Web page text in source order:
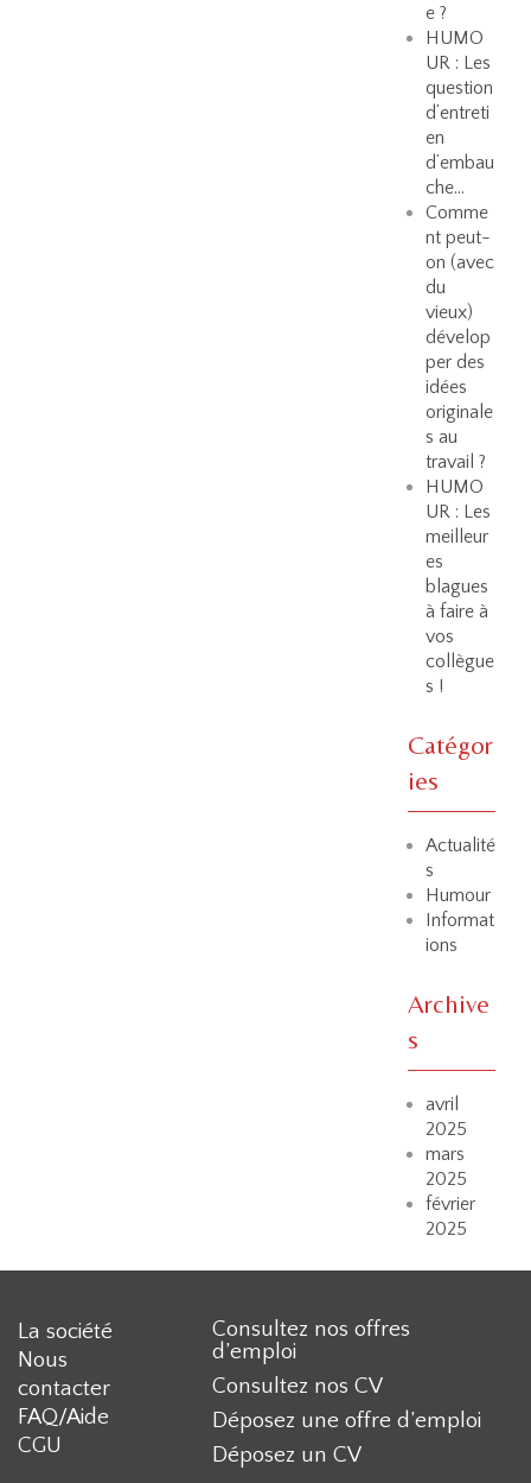
e ?
HUMO
UR : Les
question
d’entreti
en
d’embau
che…
Comme
nt peut-
on (avec
du
vieux)
dévelop
per des
idées
originale
s au
travail ?
HUMO
UR : Les
meilleur
es
blagues
à faire à
vos
collègue
s !
Catégor
ies
Actualité
s
Humour
Informat
ions
Archive
s
avril
2025
mars
2025
février
2025
La société
Nous
contacter
FAQ/Aide
CGU
Consultez nos offres
d’emploi
Consultez nos CV
Déposez une offre d’emploi
Déposez un CV